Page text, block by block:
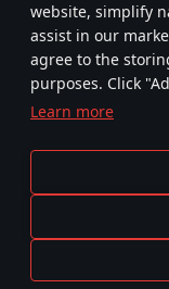
website, simplify
assist in our
agree to the
purposes. Click
Learn more
Spieleentwicklung, dem Sponsoring oder